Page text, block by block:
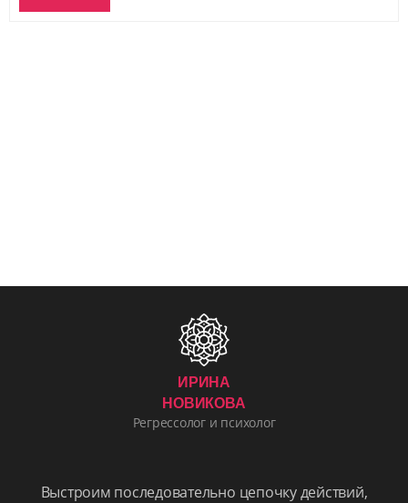
ИРИНА
НОВИКОВА
Регрессолог и психолог
Выстроим последовательно цепочку действий,